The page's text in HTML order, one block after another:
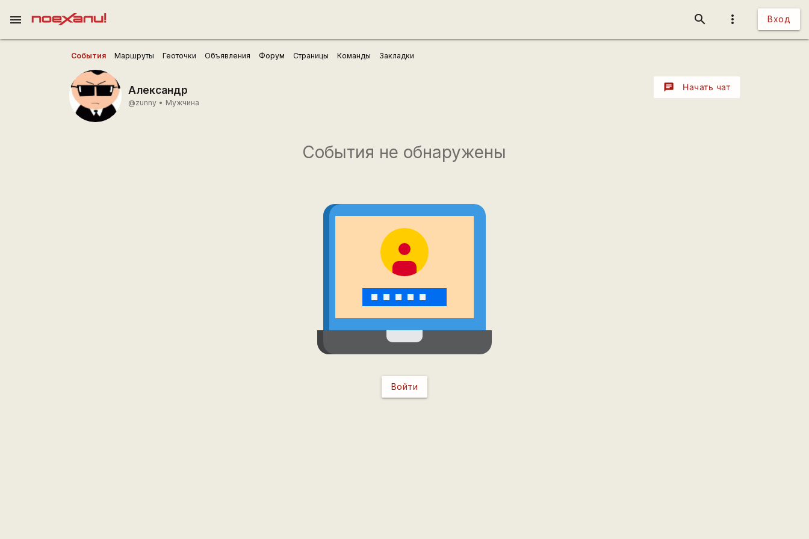
more_vert Вход
search
menu
События Маршруты Геоточки Объявления Форум Страницы Команды Закладки
Александр
@zunny • Мужчина
chat Начать чат
События не обнаружены
Войти